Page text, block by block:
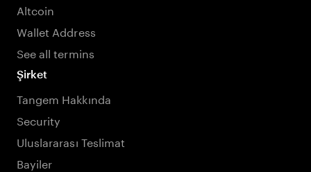
Altcoin
Wallet Address
See all termins
Şirket
Tangem Hakkında
Security
Uluslararası Teslimat
Bayiler